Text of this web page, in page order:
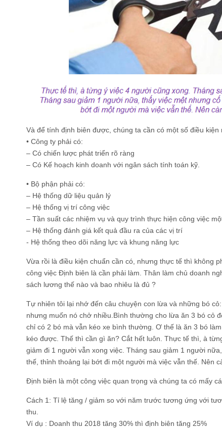
Và để tính định biên được, chúng ta cần có một số điều kiện
• Công ty phải có:
– Có chiến lược phát triển rõ ràng
– Có Kế hoạch kinh doanh với ngân sách tính toán kỹ.
• Bộ phận phải có:
– Hệ thống dữ liệu quản lý
– Hệ thống vị trí công việc
– Tần suất các nhiệm vụ và quy trình thực hiện công việc
– Hệ thống đánh giá kết quả đầu ra của các vị trí
- Hệ thống theo dõi năng lực và khung năng lực
Vừa rồi là điều kiện chuẩn cần có, nhưng thực tế thì không
công việc Định biên là cần phải làm. Thân làm chủ doanh
sách lương thế nào và bao nhiêu là đủ ?
Tự nhiên tôi lại nhớ đến câu chuyện con lừa và những bó
nhưng muốn nó chở nhiều.Bình thường cho lừa ăn 3 bó cỏ
chỉ có 2 bó mà vẫn kéo xe bình thường. Ơ thế là ăn 3 bó
kéo được. Thế thì cần gì ăn? Cắt hết luôn. Thực tế thì, à
giảm đi 1 người vẫn xong việc. Tháng sau giảm 1 người
thế, thỉnh thoảng lại bớt đi một người mà việc vẫn thế. Nên
Định biên là một công việc quan trọng và chúng ta có mấy
Cách 1: Tỉ lệ tăng / giảm so với năm trước tương ứng với
thu.
Ví dụ : Doanh thu 2018 tăng 30% thì định biên tăng 25%